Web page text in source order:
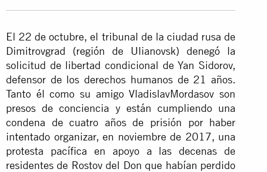
El 22 de octubre, el tribunal de la ciudad rusa de
Dimitrovgrad (región de Ulianovsk) denegó la
solicitud de libertad condicional de Yan Sidorov,
defensor de los derechos humanos de 21 años.
Tanto él como su amigo VladislavMordasov son
presos de conciencia y están cumpliendo una
condena de cuatro años de prisión por haber
intentado organizar, en noviembre de 2017, una
protesta pacífica en apoyo a las decenas de
residentes de Rostov del Don que habían perdido